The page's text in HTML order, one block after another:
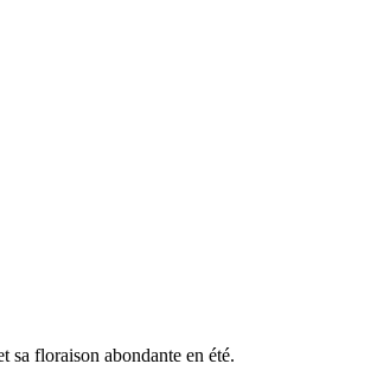
sa floraison abondante en été.